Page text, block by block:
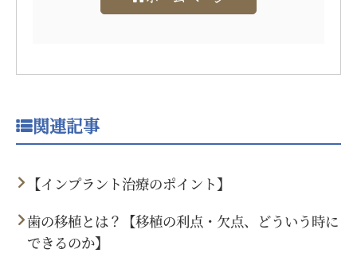
関連記事
【インプラント治療のポイント】
歯の移植とは？【移植の利点・欠点、どういう時に
できるのか】